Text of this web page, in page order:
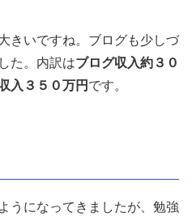
きいですね。ブログも少しづ
た。内訳はブログ収入約３０
入３５０万円 です。
うになってきましたが、勉強